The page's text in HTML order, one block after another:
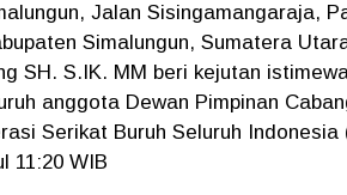
Jalan Sisingamangaraja,
Simalungun, Sumatera
SH. S.IK. MM beri kejutan
anggota Dewan Pimpinan
Serikat Buruh Seluruh Indonesia
11:20 WIB